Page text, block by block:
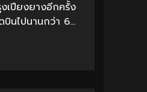
เปียงยางอีกครั้ง
นไปนานกว่า 6...